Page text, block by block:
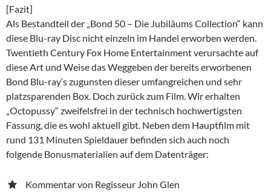
[Fazit]
Als Bestandteil der „Bond 50 – Die Jubiläums Collection“ kann
diese Blu-ray Disc nicht einzeln im Handel erworben werden.
Twentieth Century Fox Home Entertainment verursachte auf
diese Art und Weise das Weggeben der bereits erworbenen
Bond Blu-ray‘s zugunsten dieser umfangreichen und sehr
platzsparenden Box. Doch zurück zum Film. Wir erhalten
„Octopussy“ zweifelsfrei in der technisch hochwertigsten
Fassung, die es wohl aktuell gibt. Neben dem Hauptfilm mit
rund 131 Minuten Spieldauer befinden sich auch noch
folgende Bonusmaterialien auf dem Datenträger:
Kommentar von Regisseur John Glen